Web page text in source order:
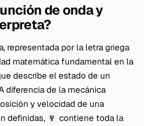
de onda y
representada por la letra griega
matemática fundamental en la
describe el estado de un
diferencia de la mecánica
y velocidad de una
definidas, Ψ contiene toda la